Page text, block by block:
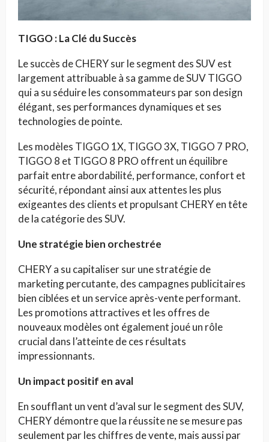
TIGGO :La Clé du Succès
Le succès de CHERY sur le segment des SUV est
largement attribuable à sa gamme de SUV TIGGO
qui a su séduire les consommateurs par son design
élégant, ses performances dynamiques et ses
technologies de pointe.
Les modèles TIGGO 1X, TIGGO 3X, TIGGO 7 PRO,
TIGGO 8 et TIGGO 8 PRO offrent un équilibre
parfait entre abordabilité, performance, confort et
sécurité, répondant ainsi aux attentes les plus
exigeantes des clients et propulsant CHERY en tête
de la catégorie des SUV.
Une stratégie bien orchestrée
CHERY a su capitaliser sur une stratégie de
marketing percutante, des campagnes publicitaires
bien ciblées et un service après-vente performant.
Les promotions attractives et les offres de
nouveaux modèles ont également joué un rôle
crucial dans l’atteinte de ces résultats
impressionnants.
Un impact positif en aval
En soufflant un vent d’aval sur le segment des SUV,
CHERY démontre que la réussite ne se mesure pas
seulement par les chiffres de vente, mais aussi par